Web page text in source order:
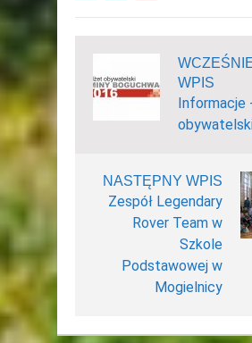
WPIS
Informacje
NASTĘPNY WPIS
Zespół Legendary
Rover Team w
Szkole
Podstawowej w
Mogielnicy